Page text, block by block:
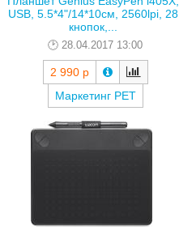
USB, 5.5*4"/14*10см, 2560lpi, 28
кнопок,...
28.04.2017 13:00
2 990 р
Маркетинг РЕТ